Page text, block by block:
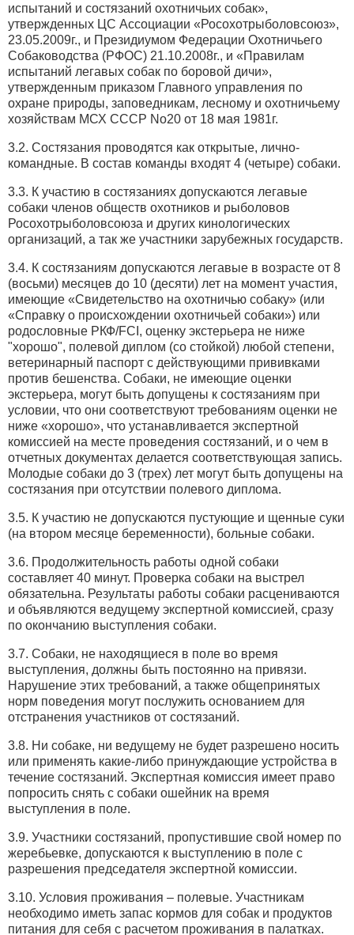
испытаний и состязаний охотничьих собак»,
утвержденных ЦС Ассоциации «Росохотрыболовсоюз»,
23.05.2009г., и Президиумом Федерации Охотничьего
Собаководства (РФОС) 21.10.2008г., и «Правилам
испытаний легавых собак по боровой дичи»,
утвержденным приказом Главного управления по
охране природы, заповедникам, лесному и охотничьему
хозяйствам МСХ СССР No20 от 18 мая 1981г.
3.2. Состязания проводятся как открытые, лично-
командные. В состав команды входят 4 (четыре) собаки.
3.3. К участию в состязаниях допускаются легавые
собаки членов обществ охотников и рыболовов
Росохотрыболовсоюза и других кинологических
организаций, а так же участники зарубежных государств.
3.4. К состязаниям допускаются легавые в возрасте от 8
(восьми) месяцев до 10 (десяти) лет на момент участия,
имеющие «Свидетельство на охотничью собаку» (или
«Справку о происхождении охотничьей собаки») или
родословные РКФ/FCI, оценку экстерьера не ниже
"хорошо", полевой диплом (со стойкой) любой степени,
ветеринарный паспорт с действующими прививками
против бешенства. Собаки, не имеющие оценки
экстерьера, могут быть допущены к состязаниям при
условии, что они соответствуют требованиям оценки не
ниже «хорошо», что устанавливается экспертной
комиссией на месте проведения состязаний, и о чем в
отчетных документах делается соответствующая запись.
Молодые собаки до 3 (трех) лет могут быть допущены на
состязания при отсутствии полевого диплома.
3.5. К участию не допускаются пустующие и щенные суки
(на втором месяце беременности), больные собаки.
3.6. Продолжительность работы одной собаки
составляет 40 минут. Проверка собаки на выстрел
обязательна. Результаты работы собаки расцениваются
и объявляются ведущему экспертной комиссией, сразу
по окончанию выступления собаки.
3.7. Собаки, не находящиеся в поле во время
выступления, должны быть постоянно на привязи.
Нарушение этих требований, а также общепринятых
норм поведения могут послужить основанием для
отстранения участников от состязаний.
3.8. Ни собаке, ни ведущему не будет разрешено носить
или применять какие-либо принуждающие устройства в
течение состязаний. Экспертная комиссия имеет право
попросить снять с собаки ошейник на время
выступления в поле.
3.9. Участники состязаний, пропустившие свой номер по
жеребьевке, допускаются к выступлению в поле с
разрешения председателя экспертной комиссии.
3.10. Условия проживания – полевые. Участникам
необходимо иметь запас кормов для собак и продуктов
питания для себя с расчетом проживания в палатках.